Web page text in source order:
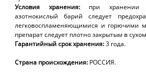
Условия хранения:при хранении
азотнокислый барий следует
легковоспламеняющимися и горючими
препарат следует плотно закрытым в
Гарантийный срокхранения:3 года.
Страна происхождения: РОССИЯ.